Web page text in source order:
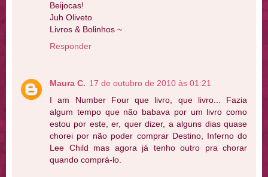
Beijocas!
Juh Oliveto
Livros & Bolinhos ~
Responder
Maura C. 17 de outubro de 2010 às 01:21
I am Number Four que livro, que livro... Fazia
algum tempo que não babava por um livro como
estou por este, er, quer dizer, a alguns dias quase
chorei por não poder comprar Destino, Inferno do
Lee Child mas agora já tenho outro pra chorar
quando comprá-lo.